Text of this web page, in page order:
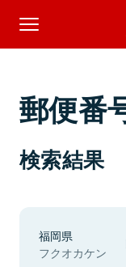
郵便番
検索結果
福岡県
フクオカケン